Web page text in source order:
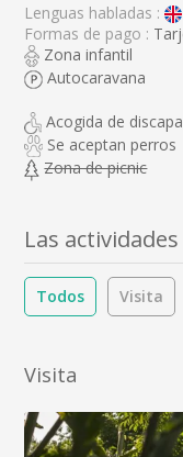
Lenguas habladas :
Formas de pago :
Zona infantil
Autocaravana
Acogida de
Se aceptan perros
Zona de picnic
Las actividades
Todos Visita
Visita